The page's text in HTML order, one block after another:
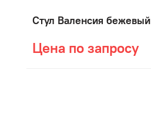
Стул Валенсия бежевый
Цена по запросу